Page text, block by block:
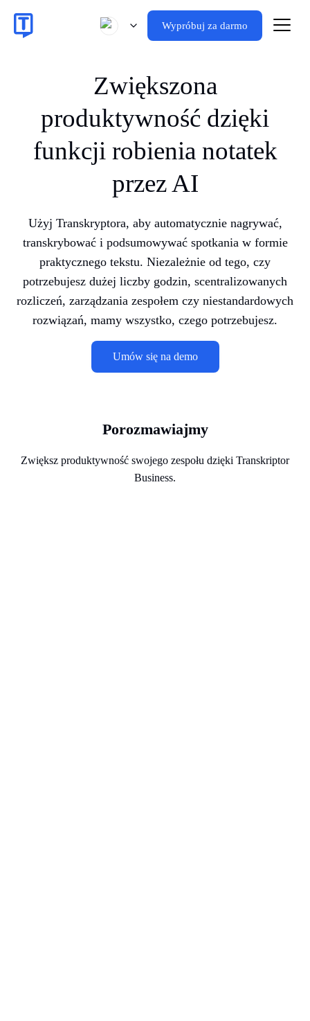
Wypróbuj za darmo
Zwiększona
produktywność dzięki
funkcji robienia notatek
przez AI
Użyj Transkryptora, aby automatycznie nagrywać,
transkrybować i podsumowywać spotkania w formie
praktycznego tekstu. Niezależnie od tego, czy
potrzebujesz dużej liczby godzin, scentralizowanych
rozliczeń, zarządzania zespołem czy niestandardowych
rozwiązań, mamy wszystko, czego potrzebujesz.
Umów się na demo
Porozmawiajmy
Zwiększ produktywność swojego zespołu dzięki Transkriptor
Business.